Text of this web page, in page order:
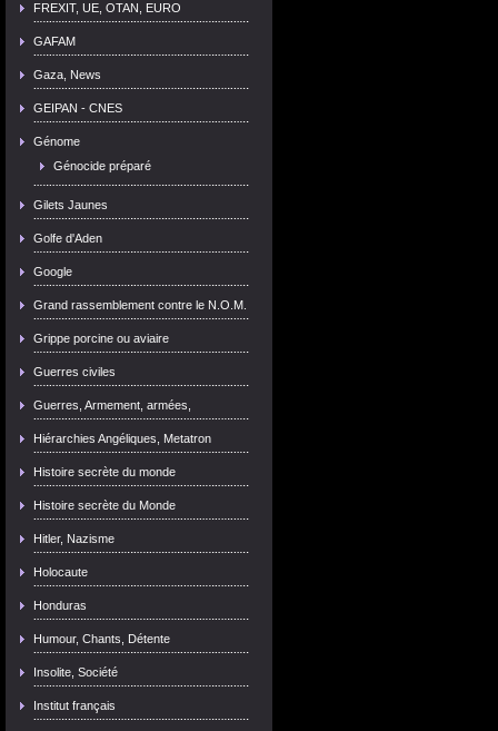
FREXIT, UE, OTAN, EURO
GAFAM
Gaza, News
GEIPAN - CNES
Génome
Génocide préparé
Gilets Jaunes
Golfe d'Aden
Google
Grand rassemblement contre le N.O.M.
Grippe porcine ou aviaire
Guerres civiles
Guerres, Armement, armées,
Hiérarchies Angéliques, Metatron
Histoire secrète du monde
Histoire secrète du Monde
Hitler, Nazisme
Holocaute
Honduras
Humour, Chants, Détente
Insolite, Société
Institut français